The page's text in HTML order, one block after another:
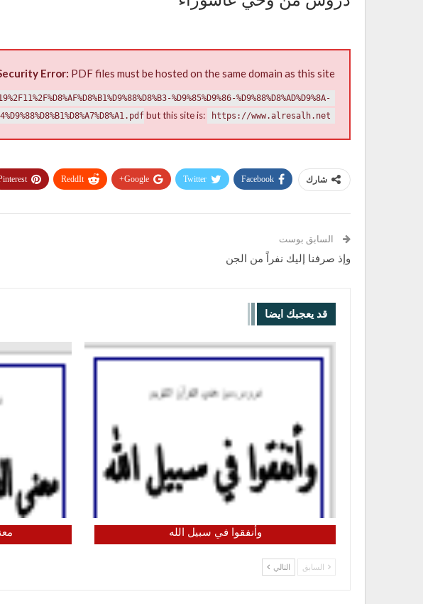
Error: PDF files must be hosted on the same domain as this site.
%D9%85%D9%86-%D9%88%D8%AD%D9%8A-
but this site is: https://www.alresalh.net
شارك Facebook
Twitter
Google+
ReddIt
السابق بوست
وإذ صرفنا إليك نفراً من الجن
قد يعجبك ايضا
وأنفقوا في سبيل الله
السابق التالي